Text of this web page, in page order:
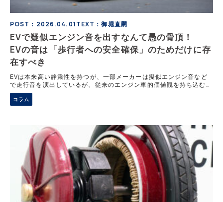
POST：2026.04.01TEXT：御堀直嗣
EVで疑似エンジン音を出すなんて愚の骨頂！
EVの音は「歩行者への安全確保」のためだけに存
在すべき
EVは本来高い静粛性を持つが、一部メーカーは擬似エンジン音など
で走行音を演出しているが、従来のエンジン車的価値観を持ち込む必
要性には疑問が残る。一方で車両接近警報装置は歩行者、とくに視覚
障害者の安全確保に不可欠であり、その役割は極めて重要だ。音の演
出と安全装置は本質的に異なるものであり、混同すべきではない。
コラム